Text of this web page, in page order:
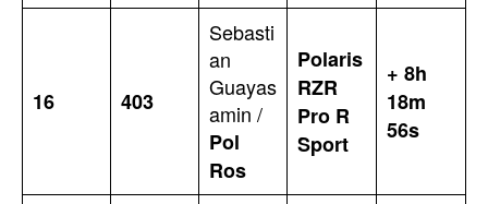
16 403
Sebasti
an
Guayas
amin /
Pol
Ros
Polaris
RZR
Pro R
Sport
+ 8h
18m
56s